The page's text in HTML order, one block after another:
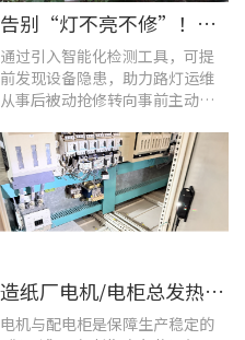
告别“灯不亮不修”！优利德产品组合赋能城市道路照明设施运维更高效
通过引入智能化检测工具，可提
前发现设备隐患，助力路灯运维
从事后被动抢修转向事前主动预
造纸厂电机/电柜总发热？这套7×24h在线监测方案帮你“扼杀”热隐患！
电机与配电柜是保障生产稳定的